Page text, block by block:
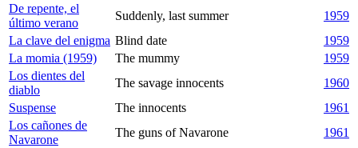
De repente, el
último verano
Suddenly, last summer
1959
La clave del enigma Blind date
1959
La momia (1959)
The mummy
1959
Los dientes del
diablo
The savage innocents
1960
Suspense
The innocents
1961
Los cañones de
Navarone
The guns of Navarone
1961